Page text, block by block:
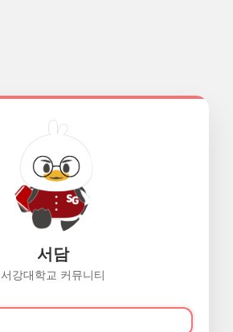
서담
서강대학교 커뮤니티